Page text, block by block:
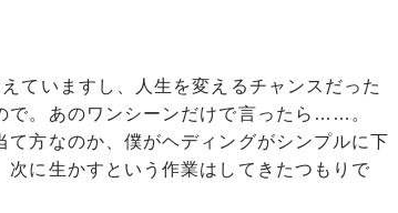
ていますし、人生を変えるチャンスだった
で。あのワンシーンだけで言ったら……。
て方なのか、僕がヘディングがシンプルに下
に生かすという作業はしてきたつもりで